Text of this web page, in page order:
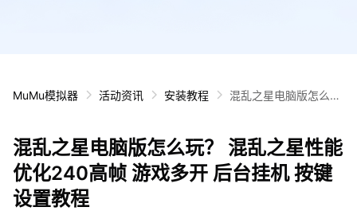
MuMu模拟器 活动资讯 安装教程
混乱之星电脑版怎么
台挂机 按键设置教程
混乱之星电脑版怎么玩？ 混乱之星性能
优化240高帧 游戏多开 后台挂机 按键
设置教程